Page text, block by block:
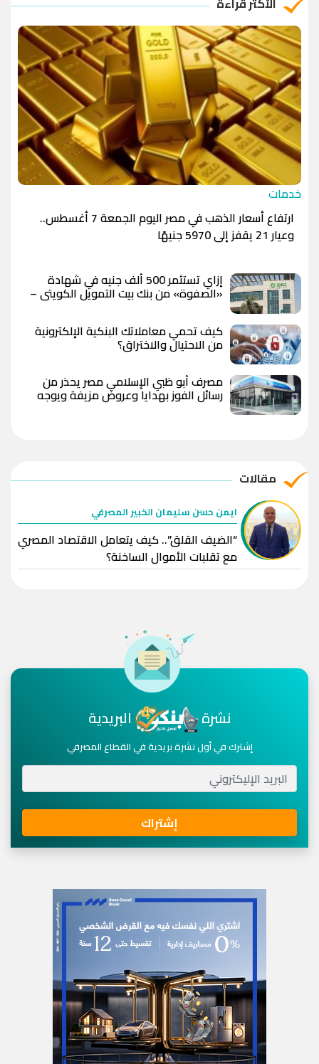
الدينار الأردني
-1.0000
-1.0000
خدمات
ارتفاع أسعار الذهب في مصر اليوم الجمعة 7 أغسطس..
وعيار 21 يقفز إلى 5970 جنيهًا
إزاي تستثمر 500 ألف جنيه في شهادة
«الصفوة» من بنك بيت التمويل الكويتي –
مصر بعد رفع العائد؟
كيف تحمي معاملاتك البنكية الإلكترونية
من الاحتيال والاختراق؟
مصرف أبو ظبي الإسلامي مصر يحذر من
رسائل الفوز بهدايا وعروض مزيفة ويوجه
بعدم مشاركة البيانات المصرفية
مقالات
ايمن حسن سليمان الخبير المصرفي
“الضيف القلق”.. كيف يتعامل الاقتصاد المصري
مع تقلبات الأموال الساخنة؟
نشرة البريدية
إشترك في أول نشرة بريدية في القطاع المصرفي